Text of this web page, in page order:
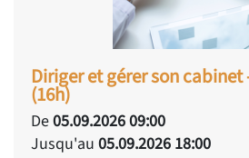
Diriger et gérer son
(16h)
De05.09.2026 09:00
Jusqu'au 05.09.2026 18:00